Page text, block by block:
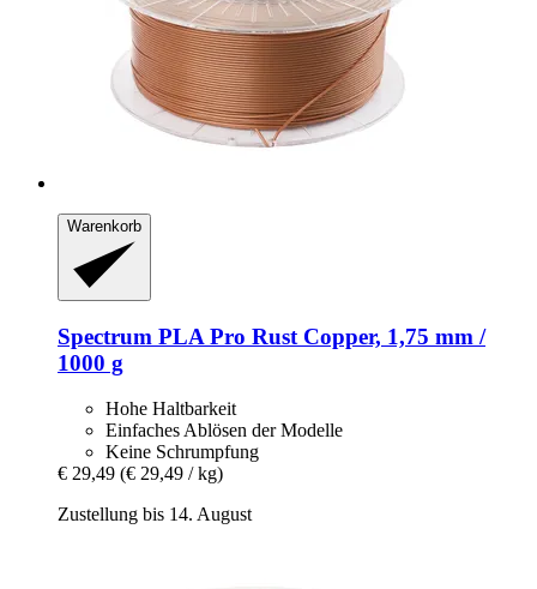
Warenkorb
Spectrum PLA Pro Rust Copper, 1,75 mm /
1000 g
Hohe Haltbarkeit
Einfaches Ablösen der Modelle
Keine Schrumpfung
€ 29,49 (€ 29,49 / kg)
Zustellung bis 14. August